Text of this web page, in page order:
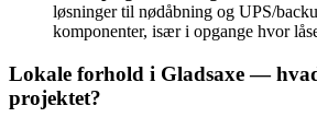
løsninger til nødåbning og UPS/
komponenter, især i opgange hvor
Lokale forhold i Gladsaxe —
projektet?